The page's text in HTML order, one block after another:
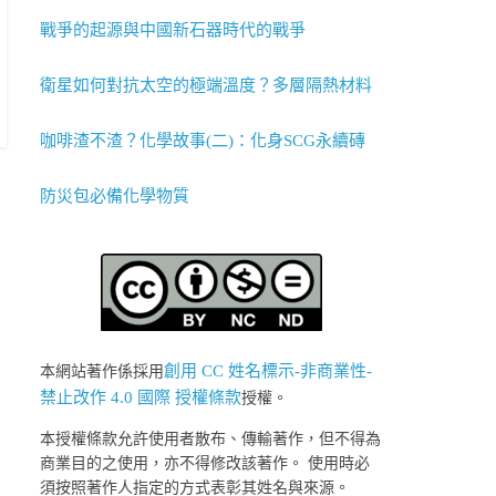
戰爭的起源與中國新石器時代的戰爭
衛星如何對抗太空的極端溫度？多層隔熱材料
咖啡渣不渣？化學故事(二)：化身SCG永續磚
防災包必備化學物質
本網站著作係採用創用 CC 姓名標示-非商業性-
禁止改作 4.0 國際 授權條款授權。
本授權條款允許使用者散布、傳輸著作，但不得為
商業目的之使用，亦不得修改該著作。 使用時必
須按照著作人指定的方式表彰其姓名與來源。